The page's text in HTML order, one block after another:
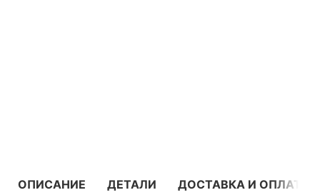
ОПИСАНИЕ ДЕТАЛИ
ДОСТАВКА И ОПЛАТА